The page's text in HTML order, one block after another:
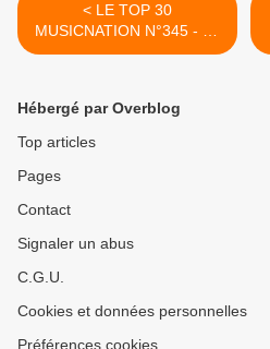
< LE TOP 30
MUSICNATION N°345 - 23
JANVIER 2022
Hébergé par Overblog
Top articles
Pages
Contact
Signaler un abus
C.G.U.
Cookies et données personnelles
Préférences cookies